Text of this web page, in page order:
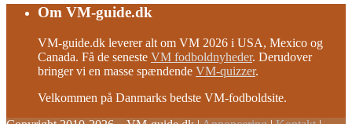
Om VM-guide.dk
VM-guide.dk leverer alt om VM 2026 i USA, Mexico og
Canada. Få de seneste VM fodboldnyheder. Derudover
bringer vi en masse spændende VM-quizzer.
Velkommen på Danmarks bedste VM-fodboldsite.